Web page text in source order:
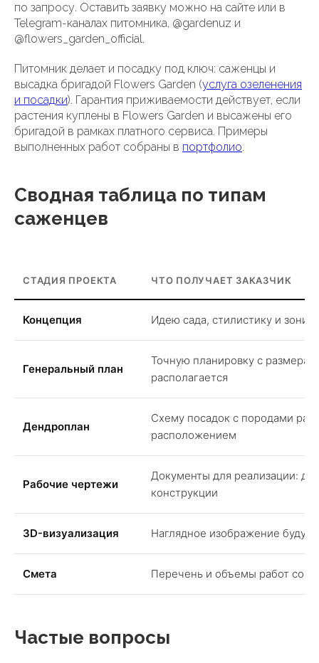
по запросу. Оставить заявку можно на сайте или в
Telegram-каналах питомника, @gardenuz и
@flowers_garden_official.
Питомник делает и посадку под ключ: саженцы и
высадка бригадой Flowers Garden (услуга озеленения
и посадки). Гарантия приживаемости действует, если
растения куплены в Flowers Garden и высажены его
бригадой в рамках платного сервиса. Примеры
выполненных работ собраны в портфолио.
Сводная таблица по типам
саженцев
СТАДИЯ ПРОЕКТА ЧТО ПОЛУЧАЕТ ЗАКАЗЧИК
Концепция Идею сада, стилистику и
Генеральный план
Точную планировку с
располагается
Дендроплан
Схему посадок с породами
расположением
Рабочие чертежи
Документы для реализации:
конструкции
3D-визуализация Наглядное изображение
Смета Перечень и объемы работ со
Частые вопросы